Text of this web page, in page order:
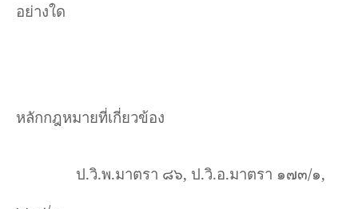
อย่างใด
หลักกฎหมายที่เกี่ยวข้อง
ป.วิ.พ.มาตรา ๘๖, ป.วิ.อ.มาตรา ๑๗๓/๑,